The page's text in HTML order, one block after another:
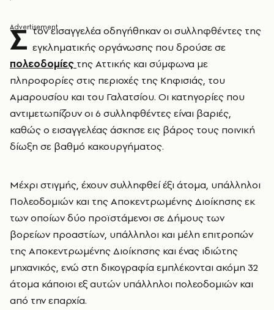
Σ τον εισαγγελέα οδηγήθηκαν οι συλληφθέντες της
εγκληματικής οργάνωσης που δρούσε σε
πολεοδομίες της Αττικής και σύμφωνα με
πληροφορίες στις περιοχές της Κηφισιάς, του
Αμαρουσίου και του Γαλατσίου. Οι κατηγορίες που
αντιμετωπίζουν οι 6 συλληφθέντες είναι βαριές,
καθώς ο εισαγγελέας άσκησε εις βάρος τους ποινική
δίωξη σε βαθμό κακουργήματος.
Μέχρι στιγμής, έχουν συλληφθεί έξι άτομα, υπάλληλοι
Πολεοδομιών και της Αποκεντρωμένης Διοίκησης εκ
των οποίων δύο προϊστάμενοι σε Δήμους των
βορείων προαστίων, υπάλληλοι και μέλη επιτροπών
της Αποκεντρωμένης Διοίκησης και ένας ιδιώτης
μηχανικός, ενώ στη δικογραφία εμπλέκονται ακόμη 32
άτομα κάποιοι εξ αυτών υπάλληλοι πολεοδομιών και
από την επαρχία.